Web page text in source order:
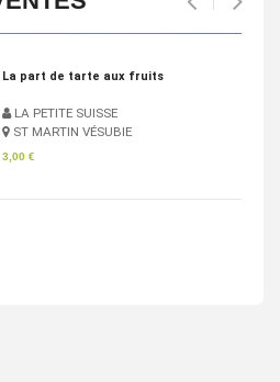
Pan Bagnat
LA PETITE SUISSE
ST MARTIN VÉSUBIE